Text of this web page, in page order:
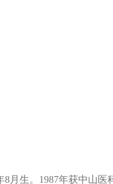
8月生。1987年获中山